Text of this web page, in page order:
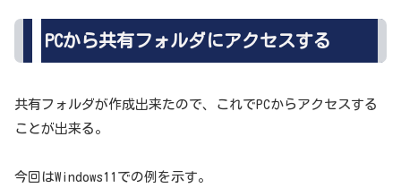
PCから共有フォルダにアクセスする
共有フォルダが作成出来たので、これでPCからアクセスする
ことが出来る。
今回はWindows11での例を示す。